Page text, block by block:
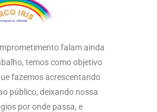
falam ainda
temos como objetivo
fazemos acrescentando
público, deixando nossa
por onde passa, e